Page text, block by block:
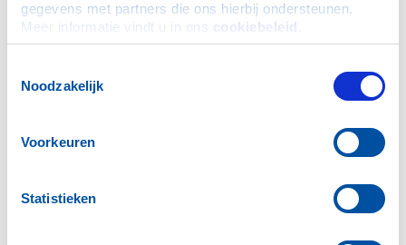
gegevens met partners die ons hierbij ondersteunen.
Meer informatie vindt u in ons cookiebeleid
Noodzakelijk
Voorkeuren
Statistieken
📅 Donderdag 20 november
📍 Locatie: restaurant Tussen Kaag en Braassem
Roelofarendsveen een bijzondere gastspreker: Rik
Bouman. Tijdens deze inspirerende avond neemt hij
Meegeren, de beruchte Nederlandse schilder en
meestervervalser die de kunstwereld in de jaren